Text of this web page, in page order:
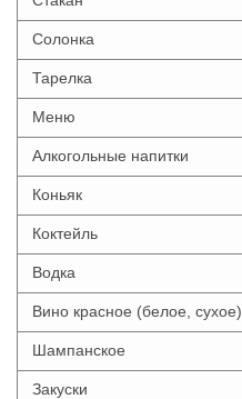
Солонка
Тарелка
Меню
Алкогольные напитки
Коньяк
Коктейль
Водка
Вино красное (белое, сухое)
Шампанское
Закуски